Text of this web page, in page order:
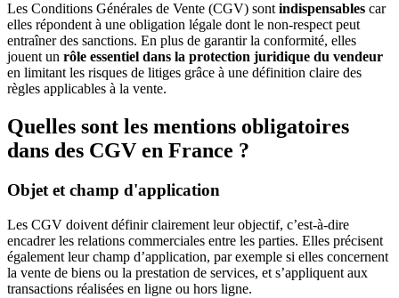
Les Conditions Générales de Vente (CGV) sontindispensables car
elles répondent à une obligation légale dont le non-respect peut
entraîner des sanctions. En plus de garantir la conformité, elles
jouent un rôle essentiel dans la protection juridique du vendeur
en limitant les risques de litiges grâce à une définition claire des
règles applicables à la vente.
Quelles sont les mentions obligatoires
dans des CGV en France ?
Objet et champ d'application
Les CGV doivent définir clairement leur objectif, c’est-à-dire
encadrer les relations commerciales entre les parties. Elles précisent
également leur champ d’application, par exemple si elles concernent
la vente de biens ou la prestation de services, et s’appliquent aux
transactions réalisées en ligne ou hors ligne.